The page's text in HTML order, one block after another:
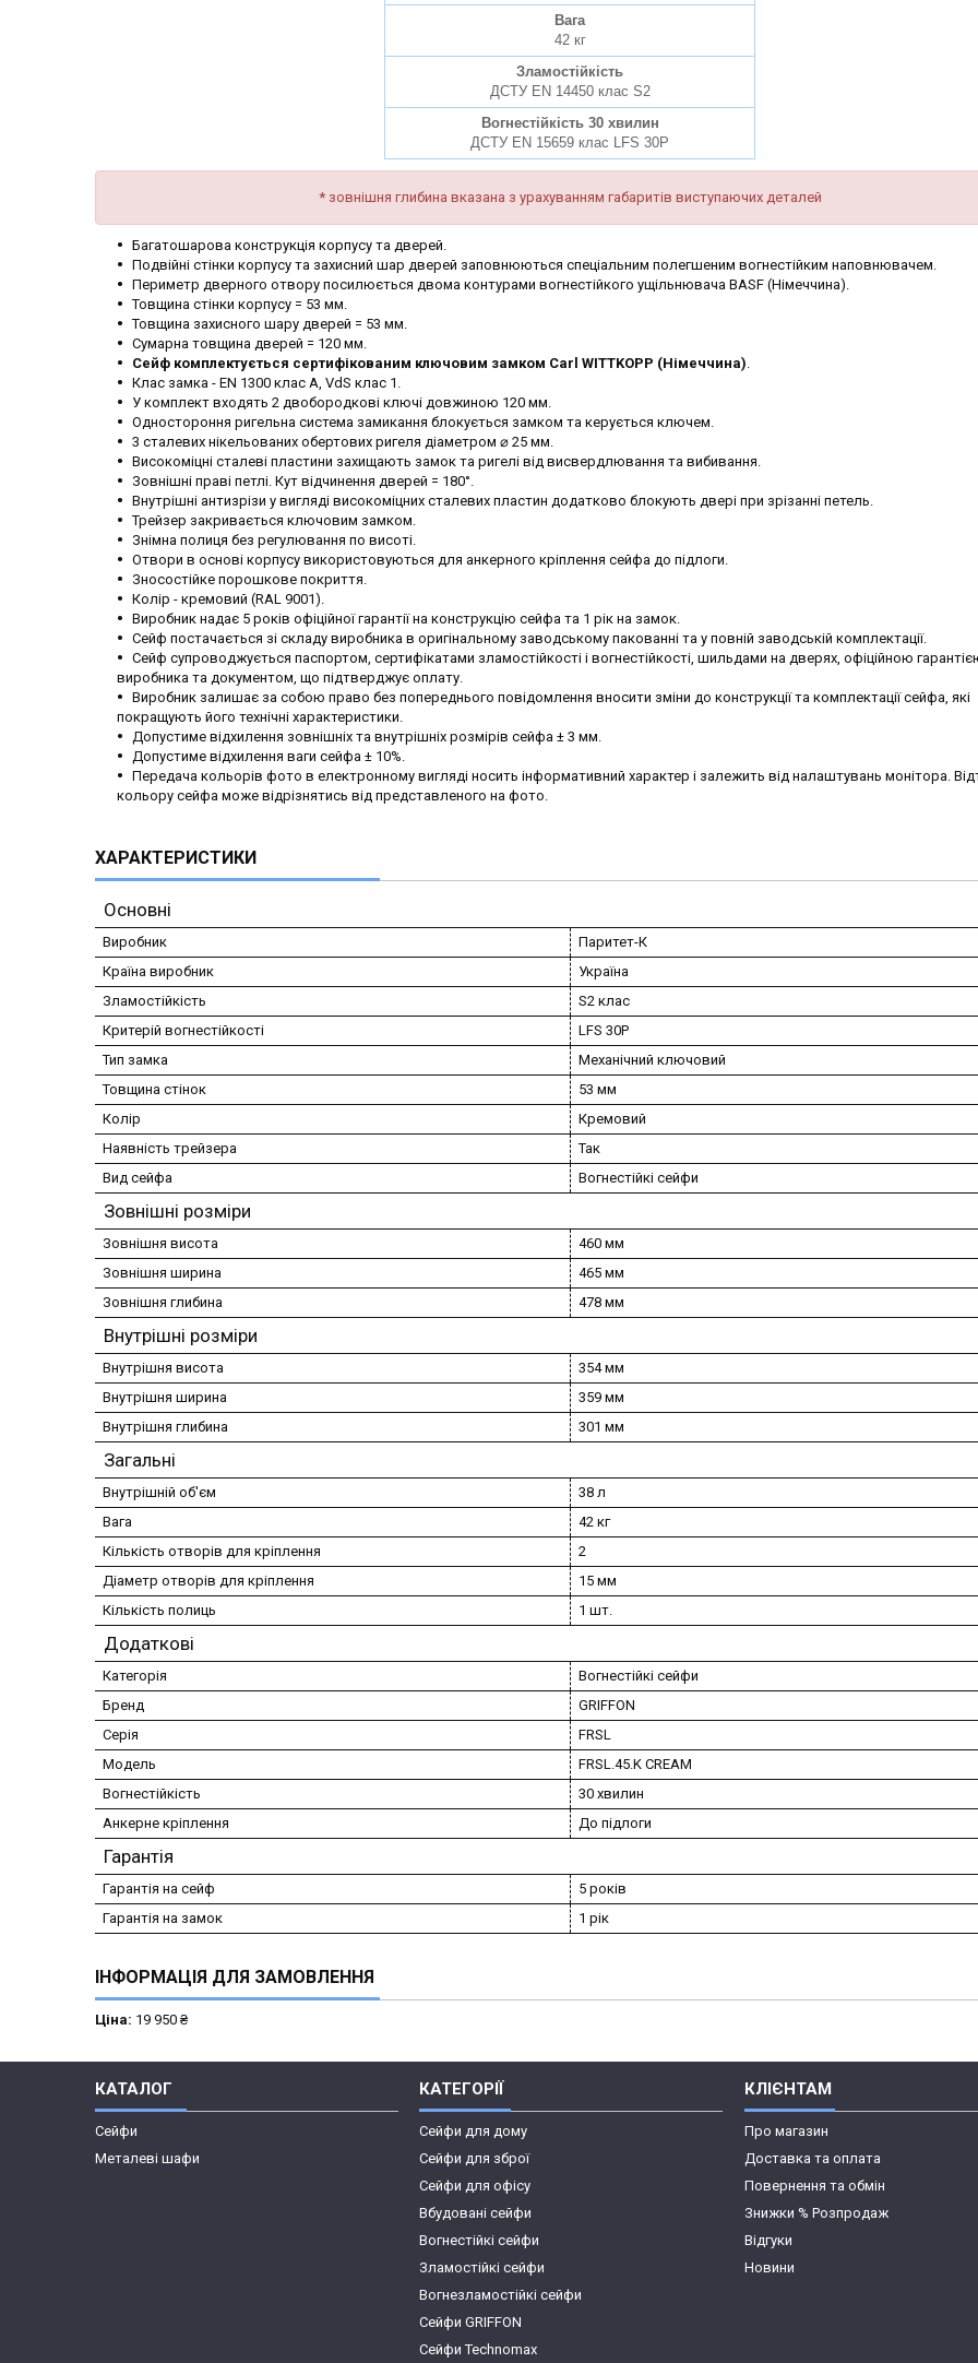
Вага
42 кг
Зламостійкість
ДСТУ EN 14450 клас S2
Вогнестійкість 30 хвилин
ДСТУ EN 15659 клас LFS 30P
*зовнішня глибина вказана з урахуванням габаритів виступаючих деталей
Багатошарова конструкція корпусу та дверей.
Подвійні стінки корпусу та захисний шар дверей заповнюються спеціальним полегшеним вогнестійким наповнювачем.
Периметр дверного отвору посилюється двома контурами вогнестійкого ущільнювача BASF (Німеччина).
Товщина стінки корпусу = 53 мм.
Товщина захисного шару дверей = 53 мм.
Сумарна товщина дверей = 120 мм.
Сейф комплектується сертифікованим ключовим замком Carl WITTKOPP (Німеччина).
Клас замка - EN 1300 клас A, VdS клас 1.
У комплект входять 2 двобородкові ключі довжиною 120 мм.
Одностороння ригельна система замикання блокується замком та керується ключем.
3 сталевих нікельованих обертових ригеля діаметром ⌀ 25 мм.
Високоміцні сталеві пластини захищають замок та ригелі від висвердлювання та вибивання.
Зовнішні праві петлі. Кут відчинення дверей = 180°.
Внутрішні антизрізи у вигляді високоміцних сталевих пластин додатково блокують двері при зрізанні петель.
Трейзер закривається ключовим замком.
Знімна полиця без регулювання по висоті.
Отвори в основі корпусу використовуються для анкерного кріплення сейфа до підлоги.
Зносостійке порошкове покриття.
Колір - кремовий (RAL 9001).
Виробник надає 5 років офіційної гарантії на конструкцію сейфа та 1 рік на замок.
Сейф постачається зі складу виробника в оригінальному заводському пакованні та у повній заводській комплектації.
Сейф супроводжується паспортом, сертифікатами зламостійкості і вогнестійкості, шильдами на дверях, офіційною
виробника та документом, що підтверджує оплату.
Виробник залишає за собою право без попереднього повідомлення вносити зміни до конструкції та комплектації сейфа, які
покращують його технічні характеристики.
Допустиме відхилення зовнішніх та внутрішніх розмірів сейфа ± 3 мм.
Допустиме відхилення ваги сейфа ± 10%.
Передача кольорів фото в електронному вигляді носить інформативний характер і залежить від налаштувань монітора.
кольору сейфа може відрізнятись від представленого на фото.
ХАРАКТЕРИСТИКИ
Основні
Виробник
Паритет-К
Країна виробник
Україна
Зламостійкість
S2 клас
Критерій вогнестійкості
LFS 30P
Тип замка
Механічний ключовий
Товщина стінок
53 мм
Колір
Кремовий
Наявність трейзера
Так
Вид сейфа
Вогнестійкі сейфи
Зовнішні розміри
Зовнішня висота
460 мм
Зовнішня ширина
465 мм
Зовнішня глибина
478 мм
Внутрішні розміри
Внутрішня висота
354 мм
Внутрішня ширина
359 мм
Внутрішня глибина
301 мм
Загальні
Внутрішній об'єм
38 л
Вага
42 кг
Кількість отворів для кріплення
2
Діаметр отворів для кріплення
15 мм
Кількість полиць
1 шт.
Додаткові
Категорія
Вогнестійкі сейфи
Бренд
GRIFFON
Серія
FRSL
Модель
FRSL.45.K CREAM
Вогнестійкість
30 хвилин
Анкерне кріплення
До підлоги
Гарантія
Гарантія на сейф
5 років
Гарантія на замок
1 рік
ІНФОРМАЦІЯ ДЛЯ ЗАМОВЛЕННЯ
Ціна: 19 950 ₴
КАТАЛОГ
Сейфи
Металеві шафи
КАТЕГОРІЇ
Сейфи для дому
Сейфи для зброї
Сейфи для офісу
Вбудовані сейфи
Вогнестійкі сейфи
Зламостійкі сейфи
Вогнезламостійкі сейфи
Сейфи GRIFFON
Сейфи Technomax
КЛІЄНТАМ
Про магазин
Доставка та оплата
Повернення та обмін
Знижки % Розпродаж
Відгуки
Новини